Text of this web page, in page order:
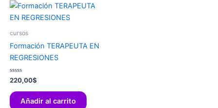
cursos
Formación TERAPEUTA EN
REGRESIONES
Valorado
0
de
220,00$
Añadir al carrito